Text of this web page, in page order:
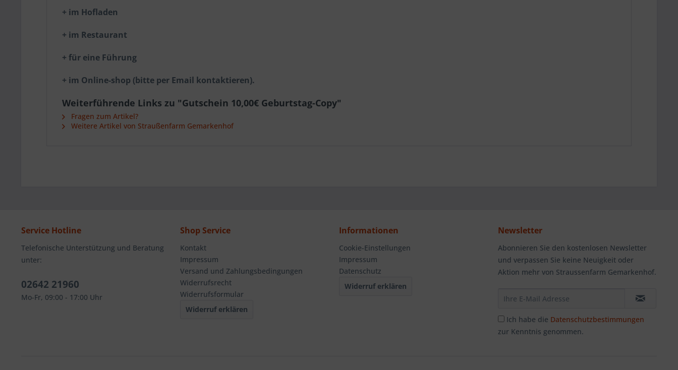
+ im Hofladen
+ im Restaurant
+ für eine Führung
+ im Online-shop (bitte per Email kontaktieren).
Weiterführende Links zu "Gutschein 10,00€ Geburtstag-Copy"
Fragen zum Artikel?
Weitere Artikel von Straußenfarm Gemarkenhof
Service Hotline
Telefonische Unterstützung und Beratung
unter:
02642 21960
Mo-Fr, 09:00 - 17:00 Uhr
Shop Service
Kontakt
Impressum
Versand und Zahlungsbedingungen
Widerrufsrecht
Widerrufsformular
Widerruf erklären
Informationen
Cookie-Einstellungen
Impressum
Datenschutz
Widerruf erklären
Newsletter
Abonnieren Sie den kostenlosen Newsletter
und verpassen Sie keine Neuigkeit oder
Aktion mehr von Straussenfarm Gemarkenhof.
Ich habe die Datenschutzbestimmungen
zur Kenntnis genommen.